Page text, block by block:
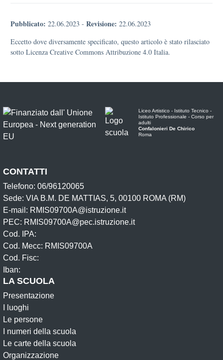
Pubblicato: 22.06.2023 - Revisione: 22.06.2023
Eccetto dove diversamente specificato, questo articolo è stato rilasciato
sotto Licenza Creative Commons Attribuzione 4.0 Italia.
Liceo Artistico - Istituto Tecnico -
Istituto Professionale - Corso per
adulti
Confalonieri De Chirico
Roma
CONTATTI
Telefono: 06/96120065
Sede: VIA B.M. DE MATTIAS, 5, 00100 ROMA (RM)
E-mail: RMIS09700A@istruzione.it
PEC: RMIS09700A@pec.istruzione.it
Cod. IPA:
Cod. Mecc: RMIS09700A
Cod. Fisc:
Iban:
LA SCUOLA
Presentazione
I luoghi
Le persone
I numeri della scuola
Le carte della scuola
Organizzazione